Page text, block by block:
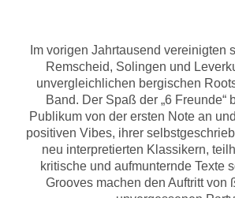
Im vorigen Jahrtausend vereinigten
Remscheid, Solingen und
unvergleichlichen bergischen
Band. Der Spaß der „6 Freunde“
Publikum von der ersten Note an
positiven Vibes, ihrer
neu interpretierten Klassikern,
kritische und aufmunternde Texte
Grooves machen den Auftritt von